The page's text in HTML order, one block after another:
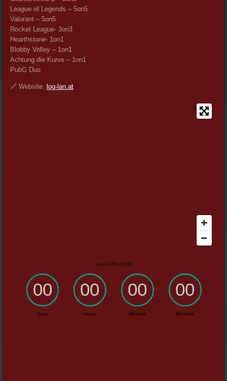
League of Legends – 5on5
Valorant – 5on5
Rocket League- 3on3
Hearthstone- 1on1
Blobby Volley – 1on1
Achtung die Kurve – 1on1
PubG Duo
🔗 Website: log-lan.at